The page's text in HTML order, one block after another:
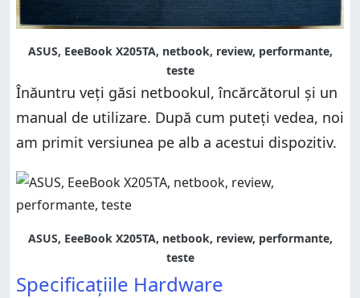
ASUS, EeeBook X205TA, netbook, review, performante,
teste
Înăuntru veți găsi netbookul, încărcătorul și un
manual de utilizare. După cum puteți vedea, noi
am primit versiunea pe alb a acestui dispozitiv.
ASUS, EeeBook X205TA, netbook, review, performante,
teste
Specificațiile Hardware